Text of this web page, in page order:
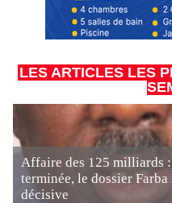
LES ARTICLES LES
Affaire des 125 milliards
terminée, le dossier Farba
décisive